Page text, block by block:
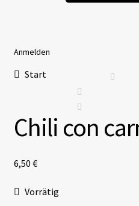
Anmelden
Start
Chili con
6,50 €
Vorrätig